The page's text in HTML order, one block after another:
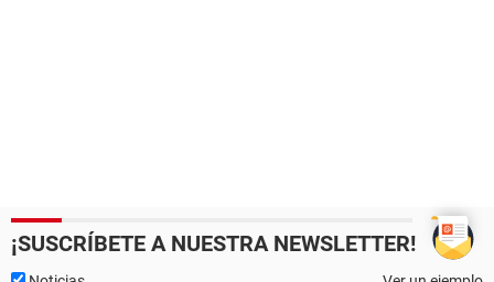
¡SUSCRÍBETE A NUESTRA NEWSLETTER!